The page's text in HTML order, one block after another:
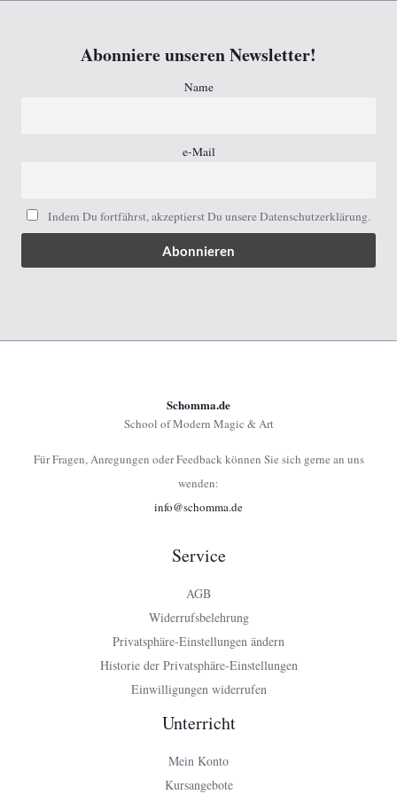
Abonniere unseren Newsletter!
Name
e-Mail
Indem Du fortfährst, akzeptierst Du unsere Datenschutzerklärung.
Schomma.de
School of Modern Magic & Art
Für Fragen, Anregungen oder Feedback können Sie sich gerne an uns
wenden:
info@schomma.de
Service
AGB
Widerrufsbelehrung
Privatsphäre-Einstellungen ändern
Historie der Privatsphäre-Einstellungen
Einwilligungen widerrufen
Unterricht
Mein Konto
Kursangebote